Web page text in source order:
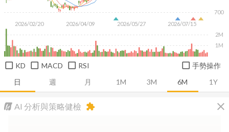
日 週 月 1M 3M 6M 1Y
2026/02/20 2026/04/09 2026/05/27 2026/07/15
700
1M
2M
KD MACD RSI 手勢操作
AI 分析與策略健檢 close
extension